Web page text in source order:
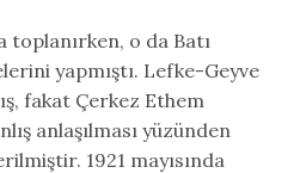
toplanırken, o da Batı
yapmıştı. Lefke-Geyve
fakat Çerkez Ethem
anlaşılması yüzünden
1921 mayısında